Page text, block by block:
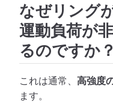
なぜリング
運動負荷が
るのですか？
これは通常、 高強度
ます。